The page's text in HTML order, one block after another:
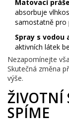
Matovací
absorbuje
samostatně pro
Spray s vodou
aktivních látek
Nezapomínejte
Skutečná změna
výše.
ŽIVOTNÍ
SPÍME